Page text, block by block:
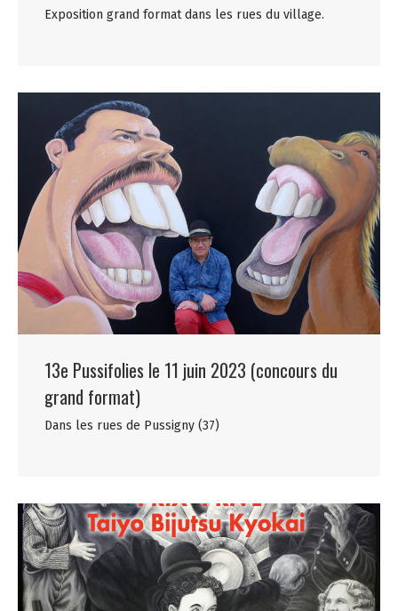
Exposition grand format dans les rues du village.
13e Pussifolies le 11 juin 2023 (concours du
grand format)
Dans les rues de Pussigny (37)